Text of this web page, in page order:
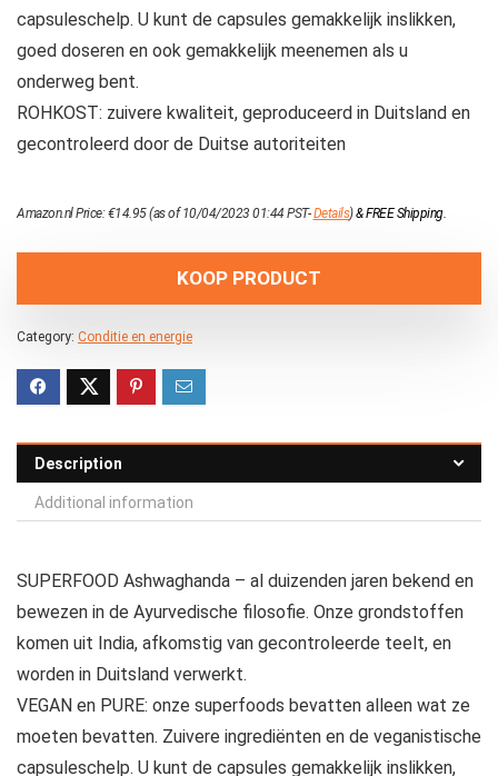
capsuleschelp. U kunt de capsules gemakkelijk inslikken,
goed doseren en ook gemakkelijk meenemen als u
onderweg bent.
ROHKOST: zuivere kwaliteit, geproduceerd in Duitsland en
gecontroleerd door de Duitse autoriteiten
Amazon.nl Price:€14.95(as of 10/04/2023 01:44 PST-Details)&FREE Shipping.
KOOP PRODUCT
Category: Conditie en energie
Description
Additional information
SUPERFOOD Ashwaghanda – al duizenden jaren bekend en
bewezen in de Ayurvedische filosofie. Onze grondstoffen
komen uit India, afkomstig van gecontroleerde teelt, en
worden in Duitsland verwerkt.
VEGAN en PURE: onze superfoods bevatten alleen wat ze
moeten bevatten. Zuivere ingrediënten en de veganistische
capsuleschelp. U kunt de capsules gemakkelijk inslikken,